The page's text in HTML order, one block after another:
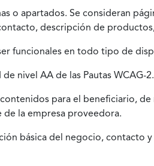
o apartados. Se consideran
descripción de
funcionales en todo tipo de
nivel AA de las Pautas WCAG-
para el beneficiario,
la empresa proveedora.
básica del negocio, contacto